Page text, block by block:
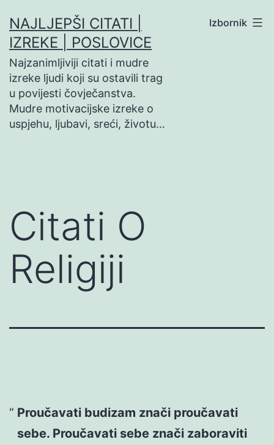
na
sadržaj
NAJLJEPŠI CITATI |
IZREKE | POSLOVICE
Najzanimljiviji citati i mudre
izreke ljudi koji su ostavili trag
u povijesti čovječanstva.
Mudre motivacijske izreke o
uspjehu, ljubavi, sreći, životu…
Izbornik
Citati O
Religiji
Proučavati budizam znači proučavati
sebe. Proučavati sebe znači zaboraviti